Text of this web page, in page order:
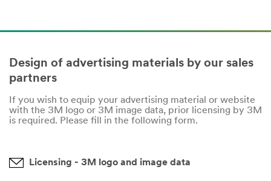
Design of advertising materials by our sales
partners
If you wish to equip your advertising material or website
with the 3M logo or 3M image data, prior licensing by 3M
is required. Please fill in the following form.
Licensing - 3M logo and image data